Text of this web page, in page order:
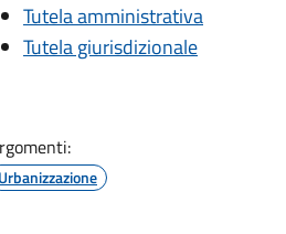
Tutela amministrativa
Tutela giurisdizionale
Urbanizzazione